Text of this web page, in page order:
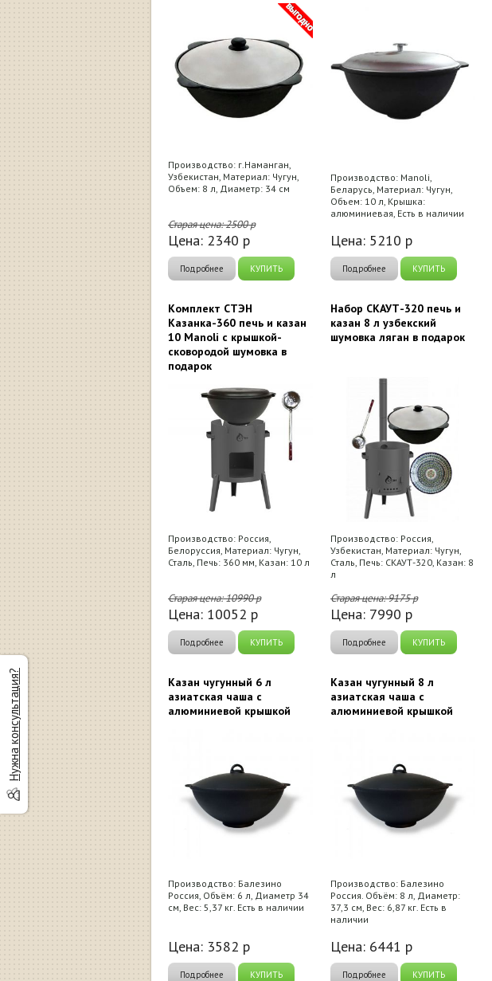
Производство: г.Наманган,
Узбекистан, Материал: Чугун,
Объем: 8 л, Диаметр: 34 см
Старая цена:2500р
Цена: 2340 р
Подробнее КУПИТЬ
Производство: Manoli,
Беларусь, Материал: Чугун,
Объем: 10 л, Крышка:
алюминиевая, Есть в наличии
Цена: 5210 р
Подробнее КУПИТЬ
Комплект СТЭН
Казанка-360 печь и казан
10 Manoli с крышкой-
сковородой шумовка в
подарок
Производство: Россия,
Белоруссия, Материал: Чугун,
Сталь, Печь: 360 мм, Казан: 10 л
Старая цена:10990р
Цена: 10052 р
Подробнее КУПИТЬ
Набор СКАУТ-320 печь и
казан 8 л узбекский
шумовка ляган в подарок
Производство: Россия,
Узбекистан, Материал: Чугун,
Сталь, Печь: СКАУТ-320, Казан: 8
л
Старая цена:9175р
Цена: 7990 р
Подробнее КУПИТЬ
Казан чугунный 6 л
азиатская чаша с
алюминиевой крышкой
Производство: Балезино
Россия, Объём: 6 л, Диаметр 34
см, Вес: 5,37 кг. Есть в наличии
Цена: 3582 р
Подробнее КУПИТЬ
Казан чугунный 8 л
азиатская чаша с
алюминиевой крышкой
Производство: Балезино
Россия. Объём: 8 л, Диаметр:
37,3 см, Вес: 6,87 кг. Есть в
наличии
Цена: 6441 р
Подробнее КУПИТЬ
Нужна консультация?